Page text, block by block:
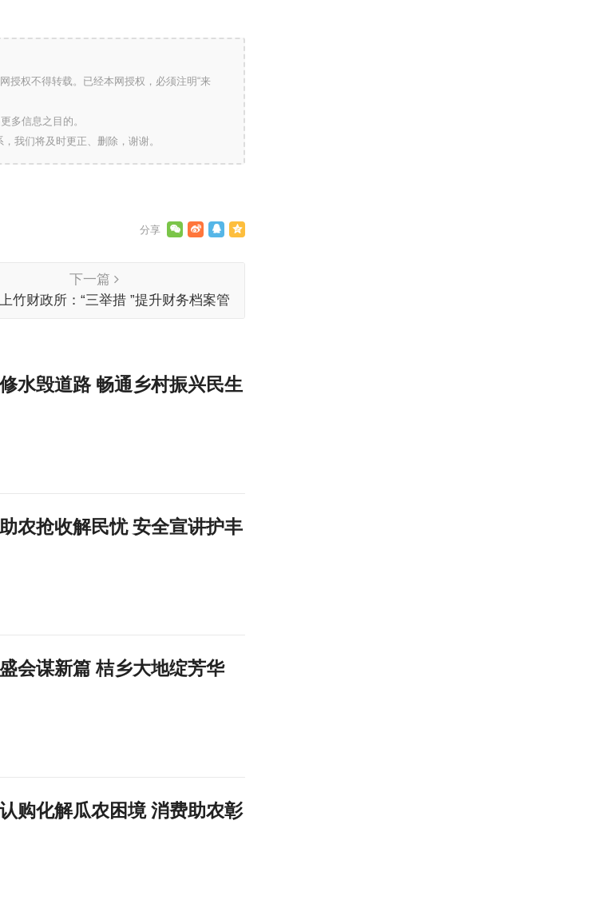
授权不得转载。已经本网授权，必须注明“来
多信息之目的。
我们将及时更正、删除，谢谢。
下一篇
竹财政所：“三举措 ”提升财务档案管
水毁道路 畅通乡村振兴民生
农抢收解民忧 安全宣讲护丰
会谋新篇 桔乡大地绽芳华
购化解瓜农困境 消费助农彰